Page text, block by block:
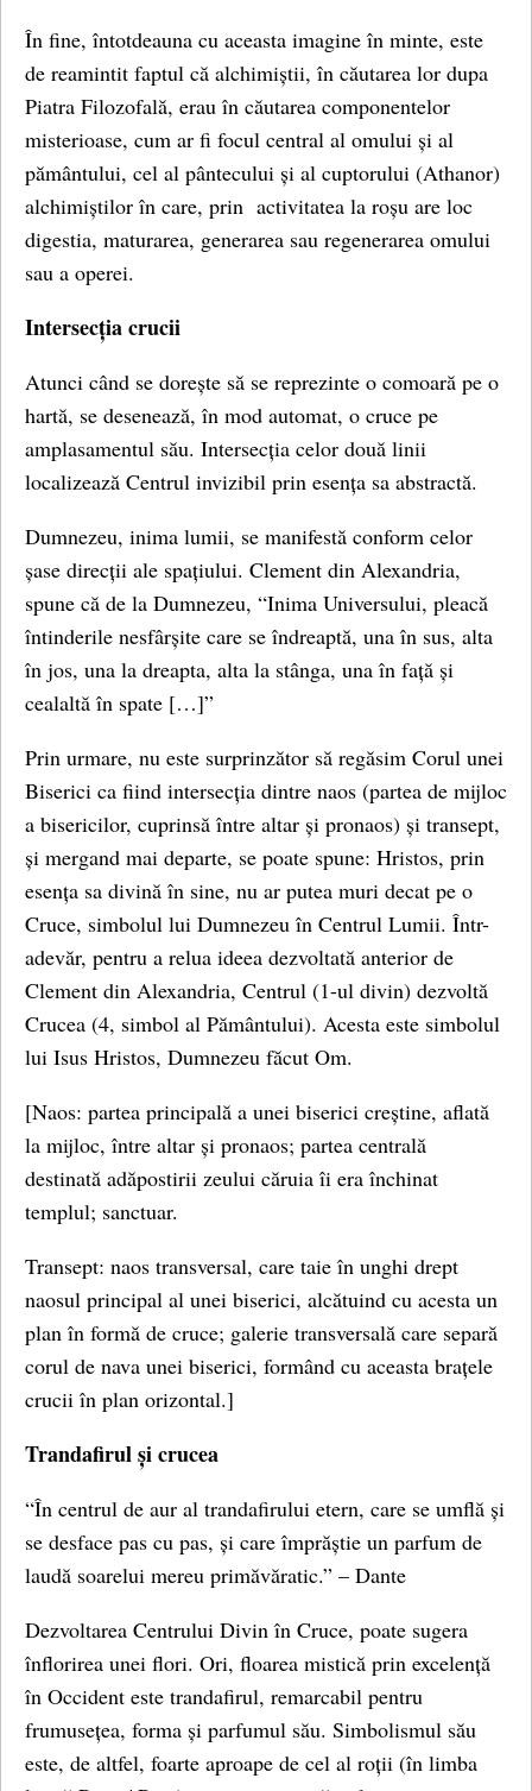
În fine, întotdeauna cu aceasta imagine în minte, este
de reamintit faptul că alchimiștii, în căutarea lor dupa
Piatra Filozofală, erau în căutarea componentelor
misterioase, cum ar fi focul central al omului și al
pământului, cel al pântecului și al cuptorului (Athanor)
alchimiștilor în care, prin activitatea la roșu are loc
digestia, maturarea, generarea sau regenerarea omului
sau a operei.
Intersecția crucii
Atunci când se dorește să se reprezinte o comoară pe o
hartă, se desenează, în mod automat, o cruce pe
amplasamentul său. Intersecția celor două linii
localizează Centrul invizibil prin esența sa abstractă.
Dumnezeu, inima lumii, se manifestă conform celor
șase direcții ale spațiului. Clement din Alexandria,
spune că de la Dumnezeu, “Inima Universului, pleacă
întinderile nesfârșite care se îndreaptă, una în sus, alta
în jos, una la dreapta, alta la stânga, una în față și
cealaltă în spate […]”
Prin urmare, nu este surprinzător să regăsim Corul unei
Biserici ca fiind intersecția dintre naos (partea de mijloc
a bisericilor, cuprinsă între altar și pronaos) și transept,
și mergand mai departe, se poate spune: Hristos, prin
esența sa divină în sine, nu ar putea muri decat pe o
Cruce, simbolul lui Dumnezeu în Centrul Lumii. Într-
adevăr, pentru a relua ideea dezvoltată anterior de
Clement din Alexandria, Centrul (1-ul divin) dezvoltă
Crucea (4, simbol al Pământului). Acesta este simbolul
lui Isus Hristos, Dumnezeu făcut Om.
[Naos: partea principală a unei biserici creștine, aflată
la mijloc, între altar și pronaos; partea centrală
destinată adăpostirii zeului căruia îi era închinat
templul; sanctuar.
Transept: naos transversal, care taie în unghi drept
naosul principal al unei biserici, alcătuind cu acesta un
plan în formă de cruce; galerie transversală care separă
corul de nava unei biserici, formând cu aceasta brațele
crucii în plan orizontal.]
Trandafirul și crucea
“În centrul de aur al trandafirului etern, care se umflă și
se desface pas cu pas, și care împrăștie un parfum de
laudă soarelui mereu primăvăratic.” – Dante
Dezvoltarea Centrului Divin în Cruce, poate sugera
înflorirea unei flori. Ori, floarea mistică prin excelență
în Occident este trandafirul, remarcabil pentru
frumusețea, forma și parfumul său. Simbolismul său
este, de altfel, foarte aproape de cel al roții (în limba